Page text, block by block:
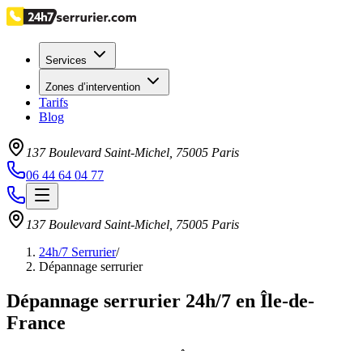
Services
Zones d’intervention
Tarifs
Blog
137 Boulevard Saint-Michel 75005 Paris
06 44 64 04 77
137 Boulevard Saint-Michel 75005 Paris
24h/7 Serrurier/
Dépannage serrurier
Dépannage serrurier 24h/7 en Île-de-
France